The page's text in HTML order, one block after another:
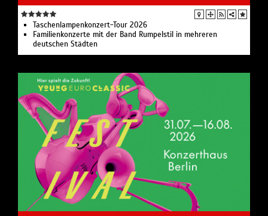
Taschenlampenkonzert-Tour 2026
Familienkonzerte mit der Band Rumpelstil in mehreren
deutschen Städten